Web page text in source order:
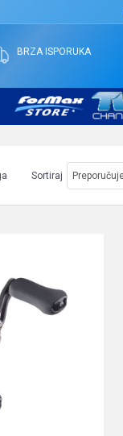
BRZA ISPORUKA
Sortiraj